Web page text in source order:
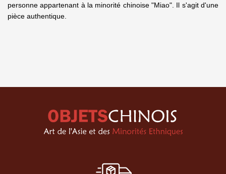
personne appartenant à la minorité chinoise "Miao". Il s'agit d'une
pièce authentique.